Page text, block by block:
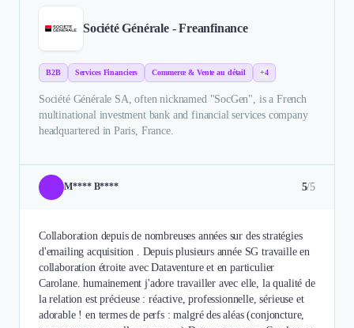
Société Générale - Freanfinance
B2B Services Financiers Commerce & Vente au détail +4
Société Générale SA, often nicknamed "SocGen", is a French
multinational investment bank and financial services company
headquartered in Paris, France.
M**** B**** 5/5
Collaboration depuis de nombreuses années sur des stratégies
d'emailing acquisition . Depuis plusieurs année SG travaille en
collaboration étroite avec Dataventure et en particulier
Carolane. humainement j'adore travailler avec elle, la qualité de
la relation est précieuse : réactive, professionnelle, sérieuse et
adorable ! en termes de perfs : malgré des aléas (conjoncture,